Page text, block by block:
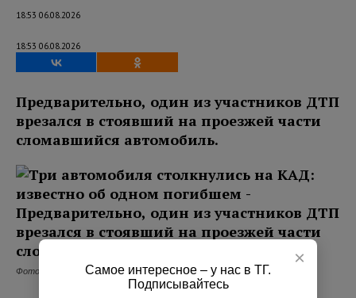
18:53 06.08.2026
18:53 06.08.2026
Предварительно, один из участников ДТП
врезался в стоявший на проезжей части
сломавшийся автомобиль.
Фото: ФКУ Упрдор «Северо-Запад»
×
Самое интересное – у нас в ТГ.
Подписывайтесь